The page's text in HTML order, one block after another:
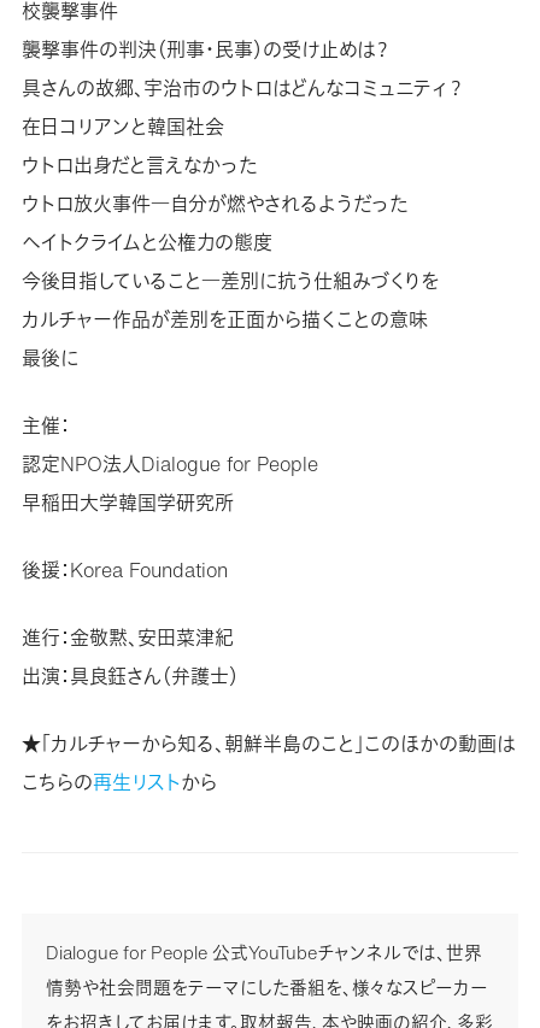
校襲撃事件
襲撃事件の判決（刑事・民事）の受け止めは？
具さんの故郷、宇治市のウトロはどんなコミュニティ？
在日コリアンと韓国社会
ウトロ出身だと言えなかった
ウトロ放火事件―自分が燃やされるようだった
ヘイトクライムと公権力の態度
今後目指していること―差別に抗う仕組みづくりを
カルチャー作品が差別を正面から描くことの意味
最後に
主催：
認定NPO法人Dialogue for People
早稲田大学韓国学研究所
後援：Korea Foundation
進行：金敬黙、安田菜津紀
出演：具良鈺さん（弁護士）
★「カルチャーから知る、朝鮮半島のこと」このほかの動画は
こちらの再生リストから
Dialogue for People 公式YouTubeチャンネルでは、世界
情勢や社会問題をテーマにした番組を、様々なスピーカー
をお招きしてお届けます。取材報告、本や映画の紹介、多彩